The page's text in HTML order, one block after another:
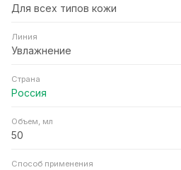
Для всех типов кожи
Линия
Увлажнение
Страна
Россия
Объем, мл
50
Способ применения